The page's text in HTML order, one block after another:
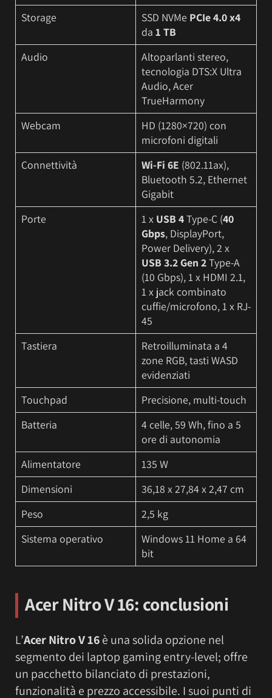
Storage
SSD NVMe PCIe 4.0 x4
da 1 TB
Audio
Altoparlanti stereo,
tecnologia DTS:X Ultra
Audio, Acer
TrueHarmony
Webcam
HD (1280×720) con
microfoni digitali
Connettività
Wi-Fi 6E (802.11ax),
Bluetooth 5.2, Ethernet
Gigabit
Porte
1 xUSB 4Type-C (40
Gbps, DisplayPort,
Power Delivery), 2 x
USB 3.2 Gen 2Type-A
(10 Gbps), 1 x HDMI 2.1,
1 x jack combinato
cuffie/microfono, 1 x RJ-
45
Tastiera
Retroilluminata a 4
zone RGB, tasti WASD
evidenziati
Touchpad
Precisione, multi-touch
Batteria
4 celle, 59 Wh, fino a 5
ore di autonomia
Alimentatore
135 W
Dimensioni
36,18 x 27,84 x 2,47 cm
Peso
2,5 kg
Sistema operativo
Windows 11 Home a 64
bit
Acer Nitro V 16: conclusioni
L’Acer Nitro V 16è una solida opzione nel
segmento dei laptop gaming entry-level; offre
un pacchetto bilanciato di prestazioni,
funzionalità e prezzo accessibile. I suoi punti di